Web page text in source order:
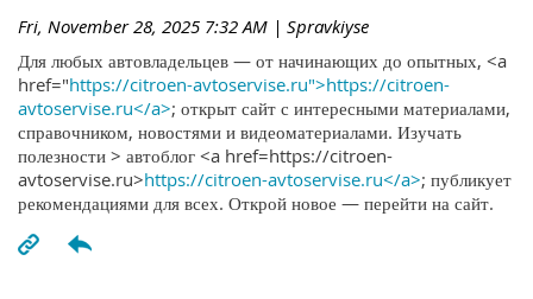
Fri, November 28, 2025 7:32 AM | Spravkiyse
Для любых автовладельцев — от начинающих до опытных, <a
href="https://citroen-avtoservise.ru">https://citroen-
avtoservise.ru</a>; открыт сайт с интересными материалами,
справочником, новостями и видеоматериалами. Изучать
полезности > автоблог <a href=https://citroen-
avtoservise.ru>https://citroen-avtoservise.ru</a>; публикует
рекомендациями для всех. Открой новое — перейти на сайт.